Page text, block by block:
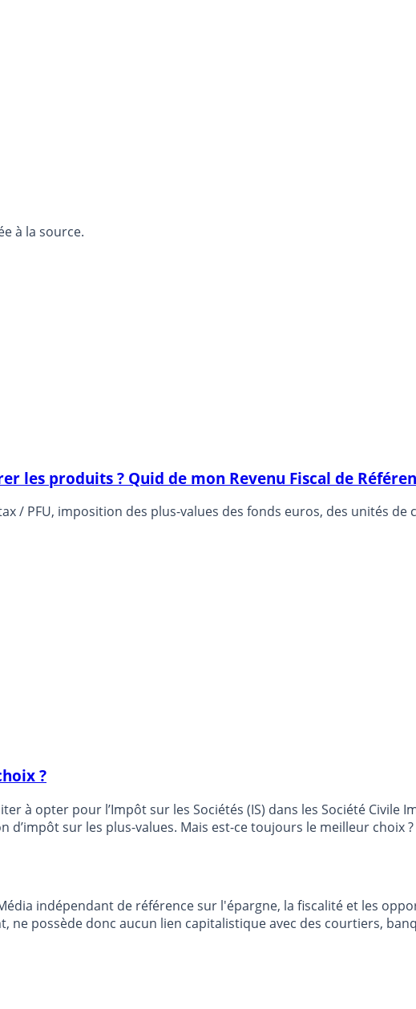
taxe prélevée à la source.
les produits ? Quid de mon Revenu Fiscal de
/ PFU, imposition des plus-values des fonds euros, des unités
?
à opter pour l’Impôt sur les Sociétés (IS) dans les Société Civile
d’impôt sur les plus-values. Mais est-ce toujours le meilleur choix ?
indépendant de référence sur l'épargne, la fiscalité et les
possède donc aucun lien capitalistique avec des courtiers,